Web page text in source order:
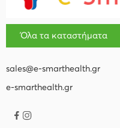
Όλα τα καταστήματα
sales@e-smarthealth.gr
e-smarthealth.gr